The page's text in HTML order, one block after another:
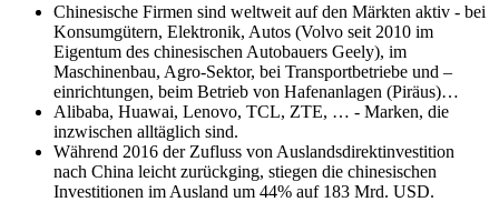
Chinesische Firmen sind weltweit auf den Märkten aktiv - bei
Konsumgütern, Elektronik, Autos (Volvo seit 2010 im
Eigentum des chinesischen Autobauers Geely), im
Maschinenbau, Agro-Sektor, bei Transportbetriebe und –
einrichtungen, beim Betrieb von Hafenanlagen (Piräus)…
Alibaba, Huawai, Lenovo, TCL, ZTE, … - Marken, die
inzwischen alltäglich sind.
Während 2016 der Zufluss von Auslandsdirektinvestition
nach China leicht zurückging, stiegen die chinesischen
Investitionen im Ausland um 44% auf 183 Mrd. USD.